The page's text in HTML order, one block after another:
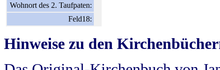
Wohnort des 2. Taufpaten:
Feld18:
Hinweise zu den